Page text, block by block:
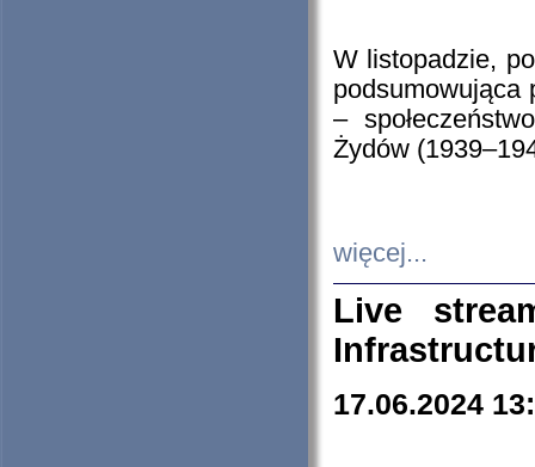
W listopadzie,
podsumowująca
–
Żydów
więcej...
Live
17.06.2024